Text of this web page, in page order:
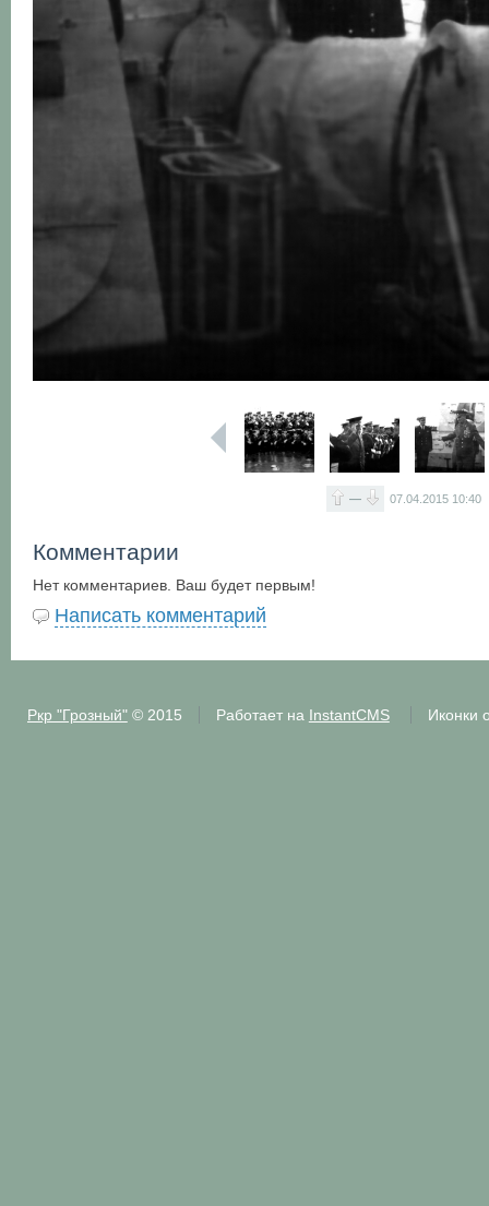
— 07.04.2015 10:40
Комментарии
Нет комментариев. Ваш будет первым!
Написать комментарий
Ркр "Грозный"© 2015 Работает на InstantCMS Иконки